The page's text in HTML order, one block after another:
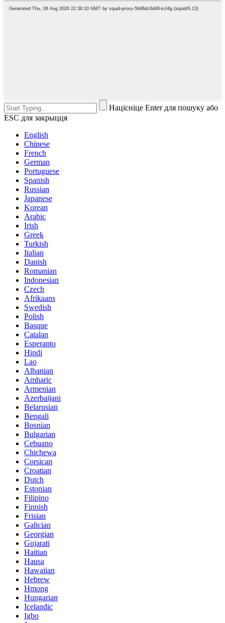
Націсніце Enter для пошуку або
ESC для закрыцця
English
Chinese
French
German
Portuguese
Spanish
Russian
Japanese
Korean
Arabic
Irish
Greek
Turkish
Italian
Danish
Romanian
Indonesian
Czech
Afrikaans
Swedish
Polish
Basque
Catalan
Esperanto
Hindi
Lao
Albanian
Amharic
Armenian
Azerbaijani
Belarusian
Bengali
Bosnian
Bulgarian
Cebuano
Chichewa
Corsican
Croatian
Dutch
Estonian
Filipino
Finnish
Frisian
Galician
Georgian
Gujarati
Haitian
Hausa
Hawaiian
Hebrew
Hmong
Hungarian
Icelandic
Igbo